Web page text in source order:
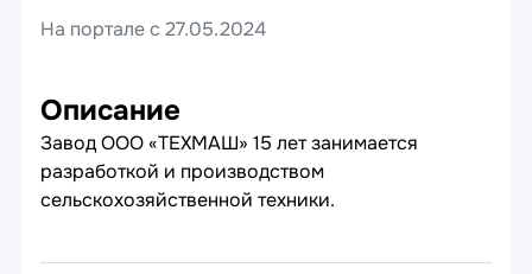
На портале с 27.05.2024
Описание
Завод ООО «ТЕХМАШ» 15 лет занимается
разработкой и производством
сельскохозяйственной техники.